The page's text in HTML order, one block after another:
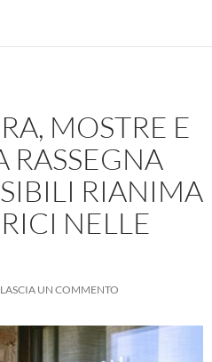
MOSTRE E
RASSEGNA
RIANIMA
NELLE
LASCIA UN COMMENTO